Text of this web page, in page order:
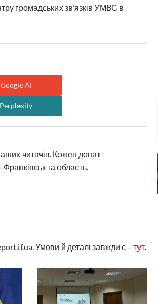
громадських зв’язків УМВС в
Google AI
Perplexity
читачів. Кожен донат
та область.
Умови й деталі завжди є – тут